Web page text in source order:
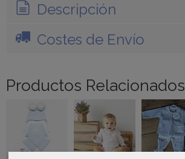
Descripción
Costes de Envío
Productos Relacionados